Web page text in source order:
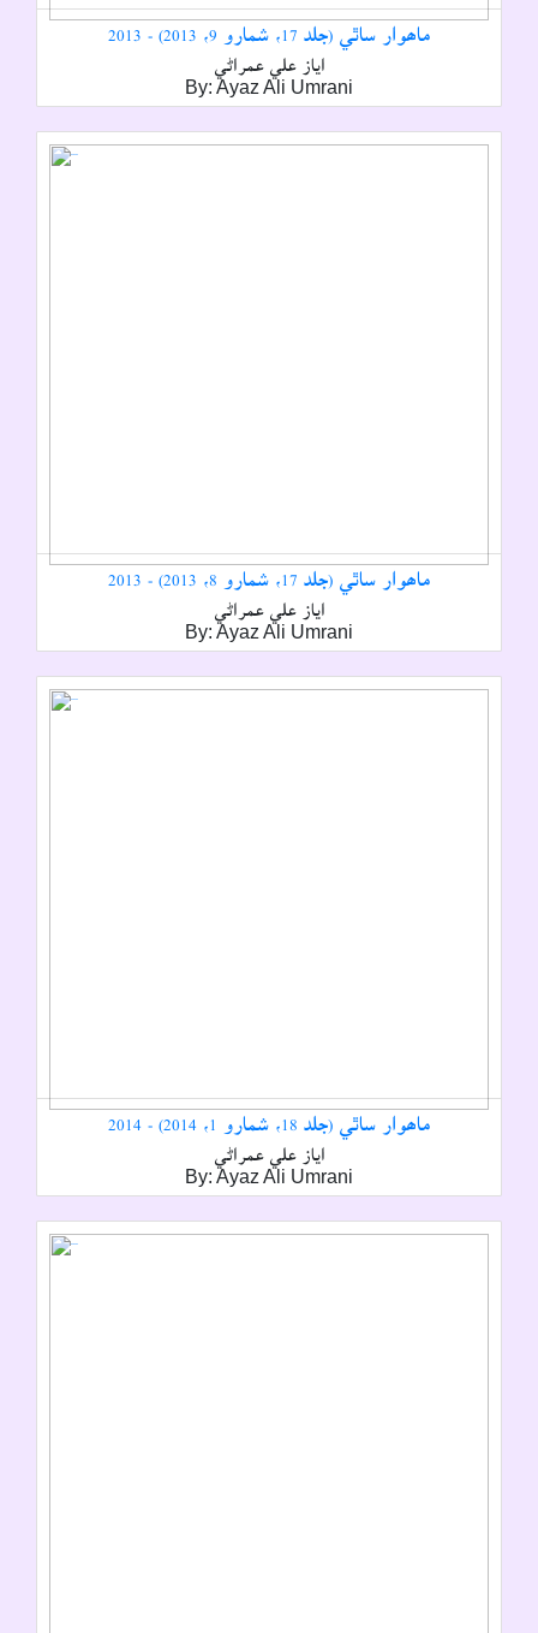
ماھوار ساٿي (جلد 17، شمارو 9، 2013) - 2013
اياز علي عمراڻي
By: Ayaz Ali Umrani
ماھوار ساٿي (جلد 17، شمارو 8، 2013) - 2013
اياز علي عمراڻي
By: Ayaz Ali Umrani
ماھوار ساٿي (جلد 18، شمارو 1، 2014) - 2014
اياز علي عمراڻي
By: Ayaz Ali Umrani